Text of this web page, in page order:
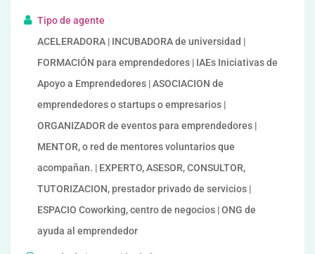
Tipo de agente
ACELERADORA | INCUBADORA de universidad |
FORMACIÓN para emprendedores | IAEs Iniciativas de
Apoyo a Emprendedores | ASOCIACION de
emprendedores o startups o empresarios |
ORGANIZADOR de eventos para emprendedores |
MENTOR, o red de mentores voluntarios que
acompañan. | EXPERTO, ASESOR, CONSULTOR,
TUTORIZACION, prestador privado de servicios |
ESPACIO Coworking, centro de negocios | ONG de
ayuda al emprendedor